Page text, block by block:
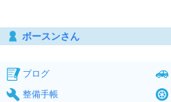
ボースンさん
ブログ
整備手帳